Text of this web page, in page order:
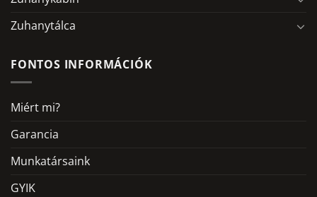
Zuhanytálca
FONTOS INFORMÁCIÓK
Miért mi?
Garancia
Munkatársaink
GYIK